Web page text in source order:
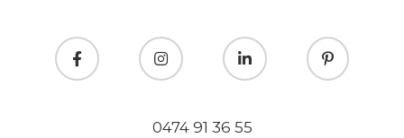
0474 91 36 55